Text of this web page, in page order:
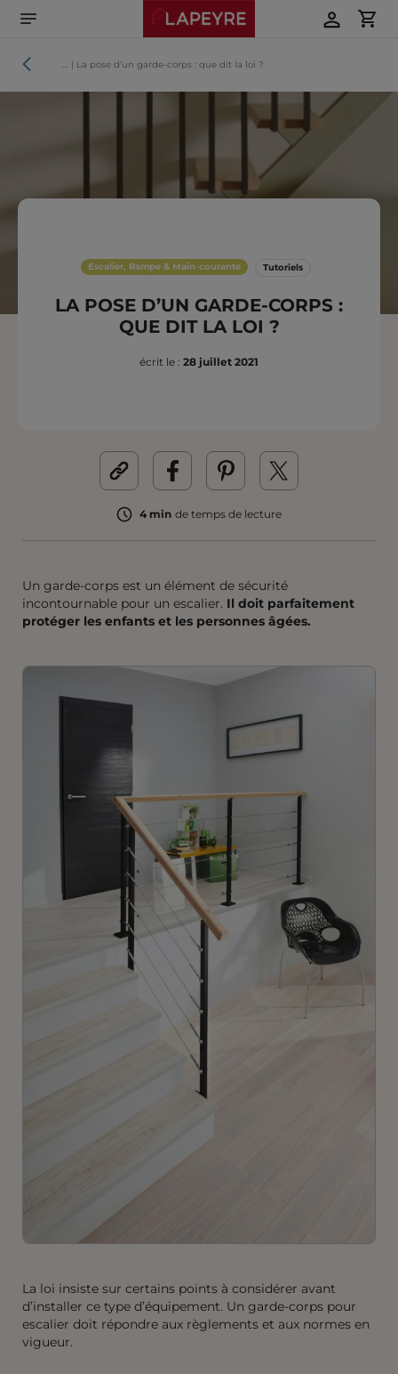
directement
contenu
Tutoriels | La pose d’un garde-corps : que dit la loi ?
Escalier, Rampe & Main-courante Tutoriels
LA POSE D’UN GARDE-CORPS :
QUE DIT LA LOI ?
écrit le : 28 juillet 2021
4 min de temps de lecture
Un garde-corps est un élément de sécurité
incontournable pour un escalier. Il doit parfaitement
protéger les enfants et les personnes âgées.
La loi insiste sur certains points à considérer avant
d’installer ce type d’équipement. Un garde-corps pour
escalier doit répondre aux règlements et aux normes en
vigueur.